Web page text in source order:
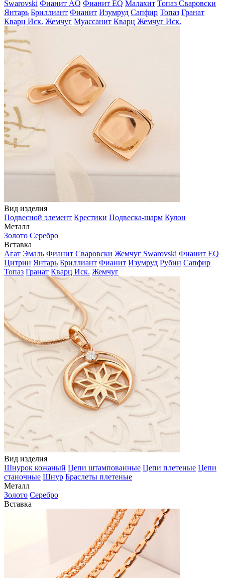
Swarovski Фианит AQ Фианит EQ Малахит Топаз Сваровски
Янтарь Бриллиант Фианит Изумруд Сапфир Топаз Гранат
Кварц Иск. Жемчуг Муассанит Кварц Жемчуг Иск.
Вид изделия
Подвесной элемент Крестики Подвеска-шарм Кулон
Металл
Золото Серебро
Вставка
Агат Эмаль Фианит Сваровски Жемчуг Swarovski Фианит EQ
Цитрин Янтарь Бриллиант Фианит Изумруд Рубин Сапфир
Топаз Гранат Кварц Иск. Жемчуг
Вид изделия
Шнурок кожаный Цепи штампованные Цепи плетеные Цепи
станочные Шнур Браслеты плетеные
Металл
Золото Серебро
Вставка